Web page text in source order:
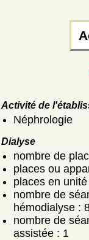
Activité de
Néphrologie
Dialyse
nombre de
places ou
places en
nombre de
hémodialyse :
nombre de
assistée : 1